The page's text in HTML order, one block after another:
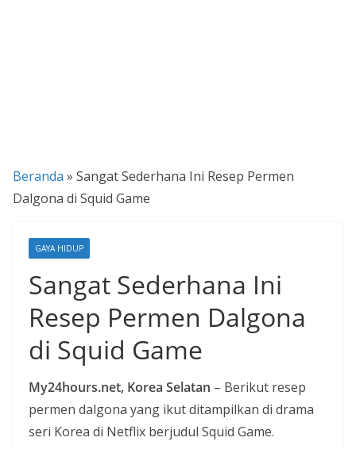
C
e
k
i
n
Beranda » Sangat Sederhana Ini Resep Permen
Dalgona di Squid Game
GAYA HIDUP
Sangat Sederhana Ini
Resep Permen Dalgona
di Squid Game
My24hours.net, Korea Selatan – Berikut resep
permen dalgona yang ikut ditampilkan di drama
seri Korea di Netflix berjudul Squid Game.